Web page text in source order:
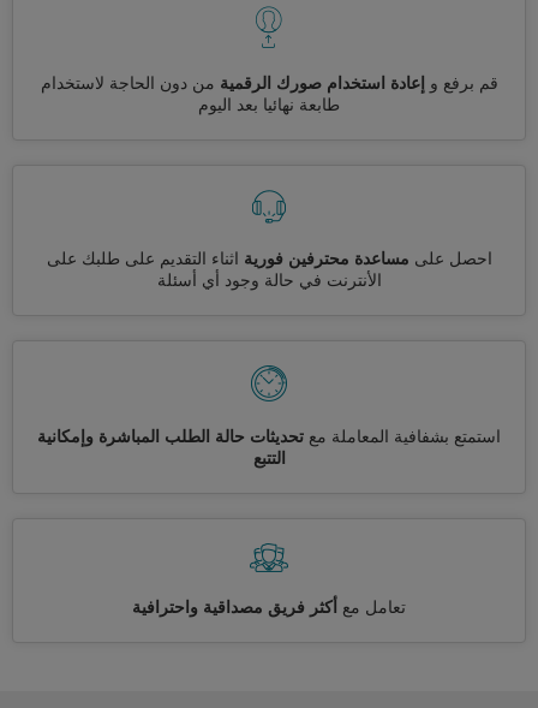
قم برفع و إعادة استخدام صورك الرقمية من دون الحاجة لاستخدام
طابعة نهائيا بعد اليوم
احصل على مساعدة محترفين فورية اثناء التقديم على طلبك على
الأنترنت في حالة وجود أي أسئلة
استمتع بشفافية المعاملة مع تحديثات حالة الطلب المباشرة وإمكانية
التتبع
تعامل مع أكثر فريق مصداقية واحترافية